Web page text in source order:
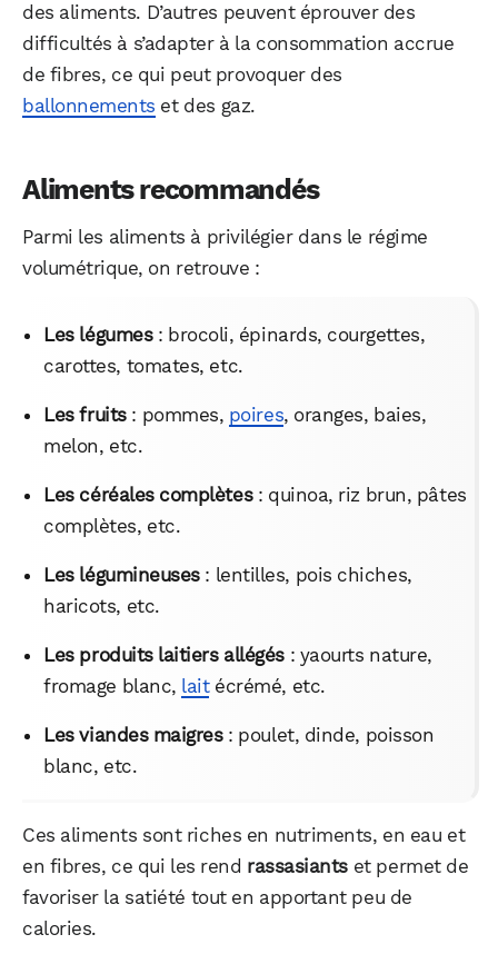
des aliments. D’autres peuvent éprouver des
difficultés à s’adapter à la consommation accrue
de fibres, ce qui peut provoquer des
ballonnements et des gaz.
Aliments recommandés
Parmi les aliments à privilégier dans le régime
volumétrique, on retrouve :
Les légumes: brocoli, épinards, courgettes,
carottes, tomates, etc.
Les fruits: pommes, poires, oranges, baies,
melon, etc.
Les céréales complètes: quinoa, riz brun, pâtes
complètes, etc.
Les légumineuses: lentilles, pois chiches,
haricots, etc.
Les produits laitiers allégés: yaourts nature,
fromage blanc, laitécrémé, etc.
Les viandes maigres: poulet, dinde, poisson
blanc, etc.
Ces aliments sont riches en nutriments, en eau et
en fibres, ce qui les rend rassasiantset permet de
favoriser la satiété tout en apportant peu de
calories.